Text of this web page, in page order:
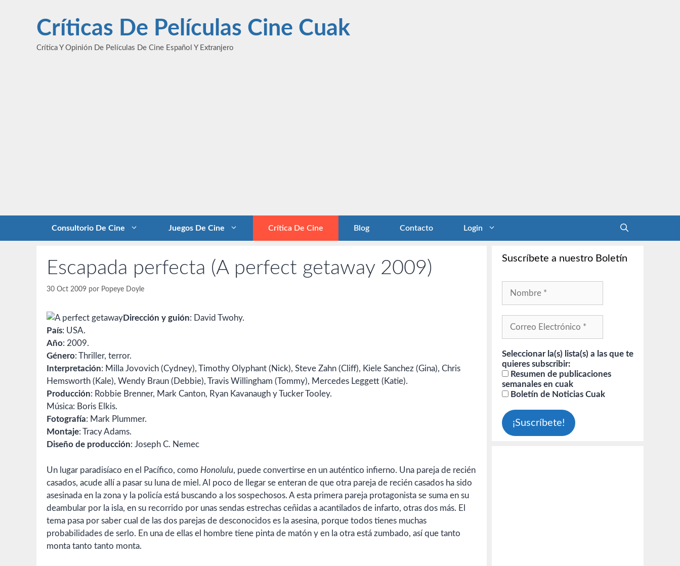
contenidoCríticas De Películas Cine Cuak
Crítica Y Opinión De Películas De Cine Español Y Extranjero
Consultorio De Cine Juegos De Cine Crítica De Cine Blog Contacto Login
Escapada perfecta (A perfect getaway 2009)
30 Oct 2009 por Popeye Doyle
Dirección y guión: David Twohy.
País: USA.
Año: 2009.
Género: Thriller, terror.
Interpretación: Milla Jovovich (Cydney), Timothy Olyphant (Nick), Steve Zahn (Cliff), Kiele Sanchez (Gina), Chris
Hemsworth (Kale), Wendy Braun (Debbie), Travis Willingham (Tommy), Mercedes Leggett (Katie).
Producción: Robbie Brenner, Mark Canton, Ryan Kavanaugh y Tucker Tooley.
Música: Boris Elkis.
Fotografía: Mark Plummer.
Montaje: Tracy Adams.
Diseño de producción: Joseph C. Nemec
Un lugar paradisíaco en el Pacífico, como Honolulu, puede convertirse en un auténtico infierno. Una pareja de recién
casados, acude allí a pasar su luna de miel. Al poco de llegar se enteran de que otra pareja de recién casados ha sido
asesinada en la zona y la policía está buscando a los sospechosos. A esta primera pareja protagonista se suma en su
deambular por la isla, en su recorrido por unas sendas estrechas ceñidas a acantilados de infarto, otras dos más. El
tema pasa por saber cual de las dos parejas de desconocidos es la asesina, porque todos tienes muchas
probabilidades de serlo. En una de ellas el hombre tiene pinta de matón y en la otra está zumbado, así que tanto
monta tanto tanto monta.
Suscríbete a nuestro Boletín
Seleccionar la(s) lista(s) a las que te
quieres subscribir:
Resumen de publicaciones
semanales en cuak
Boletín de Noticias Cuak